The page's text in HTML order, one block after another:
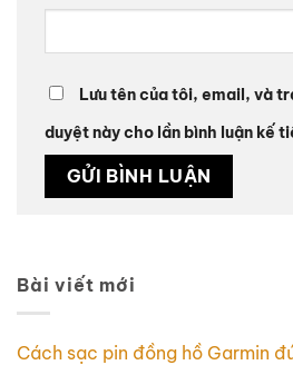
Lưu tên của tôi, email, và
duyệt này cho lần bình luận kế
Bài viết mới
Cách sạc pin đồng hồ Garmin